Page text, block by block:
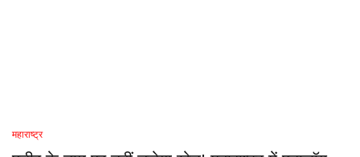
महाराष्ट्र